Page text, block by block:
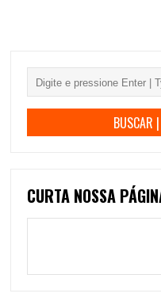
CURTA NOSSA